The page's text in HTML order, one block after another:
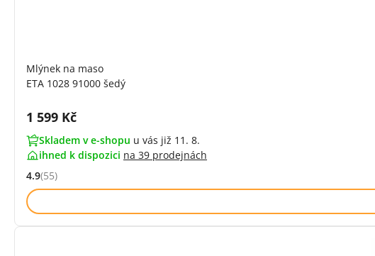
Mlýnek na maso
ETA 1028 91000 šedý
Cena s DPH:
1 599 Kč
Skladem v e-shopu u vás již 11. 8.
ihned k dispozici na 39 prodejnách
Hodnocení: 4.9 z 5 (55 recenzí)
4.9(55)